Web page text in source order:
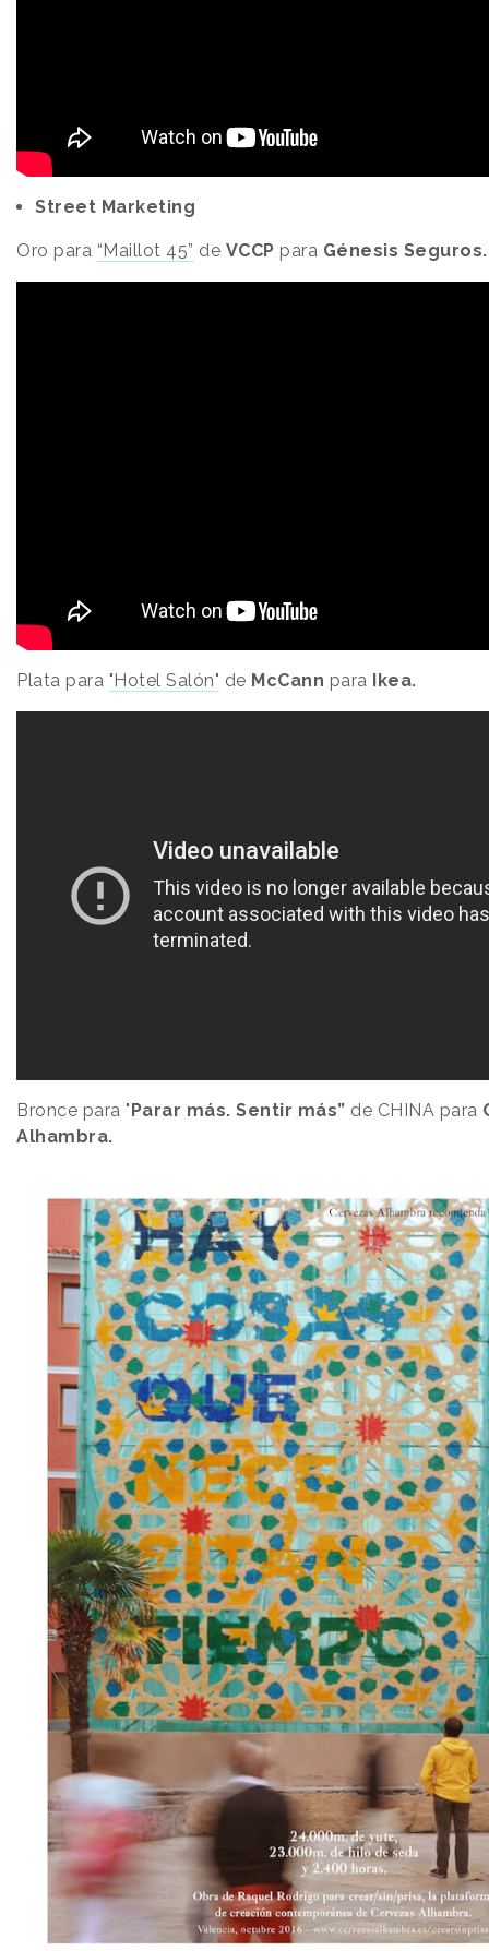
Street Marketing
Oro para “Maillot 45” de VCCP para Génesis Seguros.
Plata para "Hotel Salón" de McCann para Ikea.
Bronce para "Parar más. Sentir más” de CHINA para
Alhambra.